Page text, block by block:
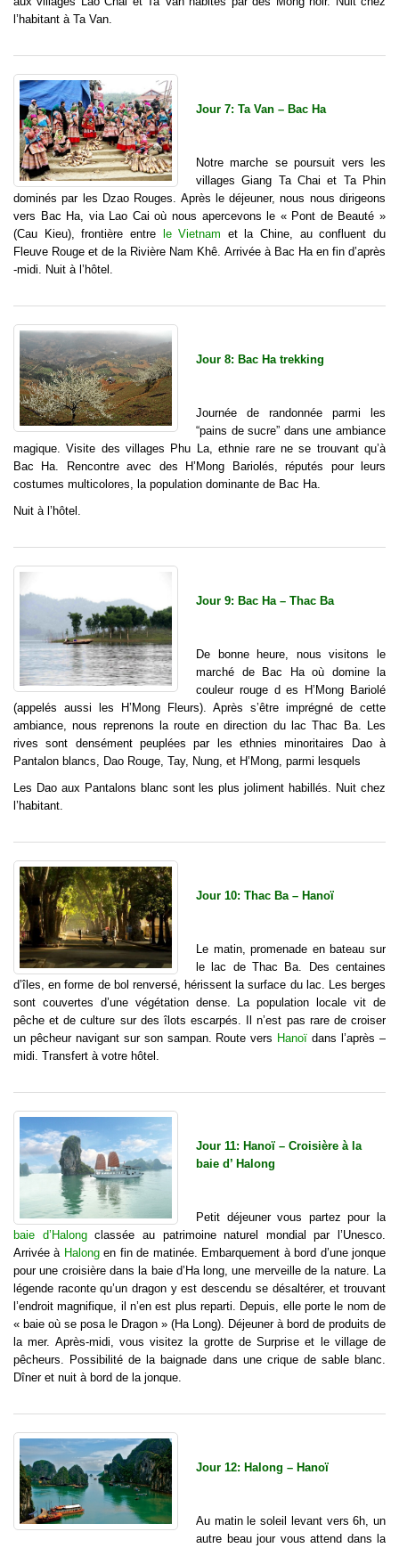
l’habitant à Ta Van.
Jour 7: Ta Van – Bac Ha
Notre marche se poursuit vers les
villages Giang Ta Chai et Ta Phin
dominés par les Dzao Rouges. Après le déjeuner, nous nous dirigeons
vers Bac Ha, via Lao Cai où nous apercevons le « Pont de Beauté »
(Cau Kieu), frontière entre le Vietnam et la Chine, au confluent du
Fleuve Rouge et de la Rivière Nam Khê. Arrivée à Bac Ha en fin d’après
-midi. Nuit à l’hôtel.
Jour 8: Bac Ha trekking
Journée de randonnée parmi les
“pains de sucre” dans une ambiance
magique. Visite des villages Phu La, ethnie rare ne se trouvant qu’à
Bac Ha. Rencontre avec des H’Mong Bariolés, réputés pour leurs
costumes multicolores, la population dominante de Bac Ha.
Nuit à l’hôtel.
Jour 9: Bac Ha – Thac Ba
De bonne heure, nous visitons le
marché de Bac Ha où domine la
couleur rouge d es H’Mong Bariolé
(appelés aussi les H’Mong Fleurs). Après s’être imprégné de cette
ambiance, nous reprenons la route en direction du lac Thac Ba. Les
rives sont densément peuplées par les ethnies minoritaires Dao à
Pantalon blancs, Dao Rouge, Tay, Nung, et H’Mong, parmi lesquels
Les Dao aux Pantalons blanc sont les plus joliment habillés. Nuit chez
l’habitant.
Jour 10: Thac Ba – Hanoï
Le matin, promenade en bateau sur
le lac de Thac Ba. Des centaines
d’îles, en forme de bol renversé, hérissent la surface du lac. Les berges
sont couvertes d’une végétation dense. La population locale vit de
pêche et de culture sur des îlots escarpés. Il n’est pas rare de croiser
un pêcheur navigant sur son sampan. Route vers Hanoï dans l’après –
midi. Transfert à votre hôtel.
Jour 11: Hanoï – Croisière à la
baie d’ Halong
Petit déjeuner vous partez pour la
baie d’Halongclassée au patrimoine naturel mondial par l’Unesco.
Arrivée à Halongen fin de matinée. Embarquement à bord d’une jonque
pour une croisière dans la baie d’Ha long, une merveille de la nature. La
légende raconte qu’un dragon y est descendu se désaltérer, et trouvant
l’endroit magnifique, il n’en est plus reparti. Depuis, elle porte le nom de
« baie où se posa le Dragon » (Ha Long). Déjeuner à bord de produits de
la mer. Après-midi, vous visitez la grotte de Surprise et le village de
pêcheurs. Possibilité de la baignade dans une crique de sable blanc.
Dîner et nuit à bord de la jonque.
Jour 12: Halong – Hanoï
Au matin le soleil levant vers 6h, un
autre beau jour vous attend dans la